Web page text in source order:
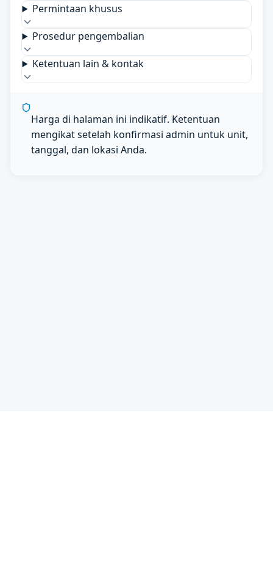
Permintaan khusus
Prosedur pengembalian
Ketentuan lain & kontak
Harga di halaman ini indikatif. Ketentuan
mengikat setelah konfirmasi admin untuk unit,
tanggal, dan lokasi Anda.